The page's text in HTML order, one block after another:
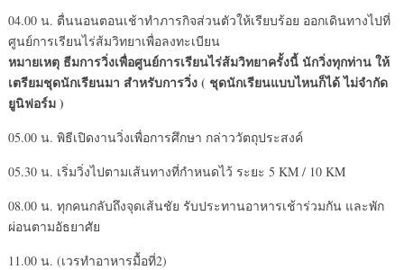
04.00 น. ตื่นนอนตอนเช้าทำภารกิจส่วนตัวให้เรียบร้อย ออกเดินทางไปที่
ศูนย์การเรียนไร่ส้มวิทยาเพื่อลงทะเบียน
หมายเหตุ ธีมการวิ่งเพื่อศูนย์การเรียนไร่ส้มวิทยาครั้งนี้ นักวิ่งทุกท่าน ให้
เตรียมชุดนักเรียนมา สำหรับการวิ่ง ( ชุดนักเรียนแบบไหนก็ได้ ไม่จำกัด
ยูนิฟอร์ม )
05.00 น. พิธีเปิดงานวิ่งเพื่อการศึกษา กล่าววัตถุประสงค์
05.30 น. เริ่มวิ่งไปตามเส้นทางที่กำหนดไว้ ระยะ 5 KM / 10 KM
08.00 น. ทุกคนกลับถึงจุดเส้นชัย รับประทานอาหารเช้าร่วมกัน และพัก
ผ่อนตามอัธยาศัย
11.00 น. (เวรทำอาหารมื้อที่2)